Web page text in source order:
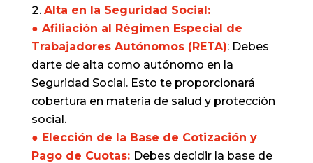
Alta en la Seguridad Social:
● Afiliación al Régimen Especial de
Trabajadores Autónomos (RETA): Debes
darte de alta como autónomo en la
Seguridad Social. Esto te proporcionará
cobertura en materia de salud y protección
social.
● Elección de la Base de Cotización y
Pago de Cuotas: Debes decidir la base de